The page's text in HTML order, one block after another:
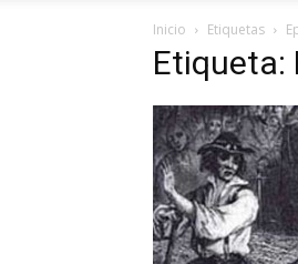
Inicio Etiquetas
Etiqueta: